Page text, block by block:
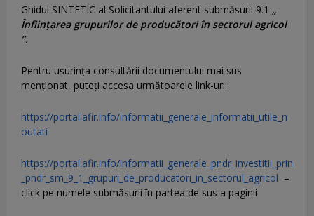
Ghidul SINTETIC al Solicitantului aferent submăsurii 9.1 „
Înființarea grupurilor de producători în sectorul agricol
”.
Pentru uşurinţa consultării documentului mai sus
menţionat, puteţi accesa următoarele link-uri:
https://portal.afir.info/informatii_generale_informatii_utile_n
outati
https://portal.afir.info/informatii_generale_pndr_investitii_prin
_pndr_sm_9_1_grupuri_de_producatori_in_sectorul_agricol –
click pe numele submăsurii în partea de sus a paginii